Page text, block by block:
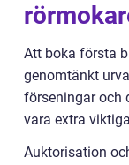
Att boka första
genomtänkt
förseningar och
vara extra
Auktorisation